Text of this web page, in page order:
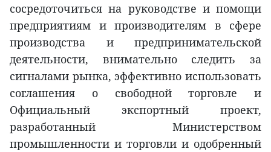
сосредоточиться на руководстве и помощи
предприятиям и производителям в сфере
производства и предпринимательской
деятельности, внимательно следить за
сигналами рынка, эффективно использовать
соглашения о свободной торговле и
Официальный экспортный проект,
разработанный Министерством
промышленности и торговли и одобренный